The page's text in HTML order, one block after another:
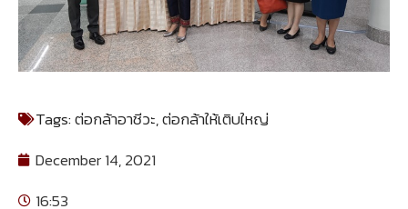
Tags:ต่อกล้าอาชีวะ,ต่อกล้าให้เติบใหญ่
December 14, 2021
16:53